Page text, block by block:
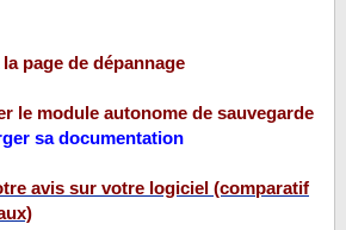
page de dépannage
le module autonome de sauvegarde
sa documentation
avis sur votre logiciel (comparatif